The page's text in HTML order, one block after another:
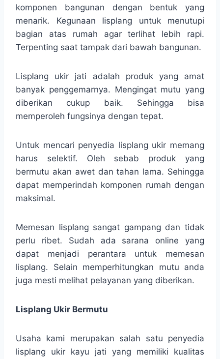
komponen bangunan dengan bentuk yang
menarik. Kegunaan lisplang untuk menutupi
bagian atas rumah agar terlihat lebih rapi.
Terpenting saat tampak dari bawah bangunan.
Lisplang ukir jati adalah produk yang amat
banyak penggemarnya. Mengingat mutu yang
diberikan cukup baik. Sehingga bisa
memperoleh fungsinya dengan tepat.
Untuk mencari penyedia lisplang ukir memang
harus selektif. Oleh sebab produk yang
bermutu akan awet dan tahan lama. Sehingga
dapat memperindah komponen rumah dengan
maksimal.
Memesan lisplang sangat gampang dan tidak
perlu ribet. Sudah ada sarana online yang
dapat menjadi perantara untuk memesan
lisplang. Selain memperhitungkan mutu anda
juga mesti melihat pelayanan yang diberikan.
Lisplang Ukir Bermutu
Usaha kami merupakan salah satu penyedia
lisplang ukir kayu jati yang memiliki kualitas